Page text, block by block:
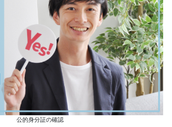
公的身分証の確認